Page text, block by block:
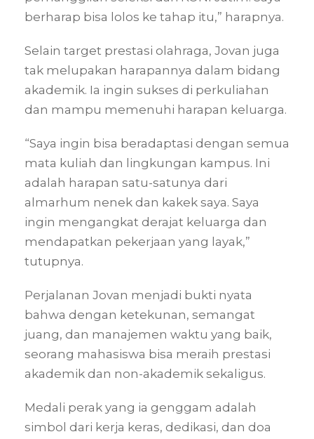
berharap bisa lolos ke tahap itu,” harapnya.
Selain target prestasi olahraga, Jovan juga
tak melupakan harapannya dalam bidang
akademik. Ia ingin sukses di perkuliahan
dan mampu memenuhi harapan keluarga.
“Saya ingin bisa beradaptasi dengan semua
mata kuliah dan lingkungan kampus. Ini
adalah harapan satu-satunya dari
almarhum nenek dan kakek saya. Saya
ingin mengangkat derajat keluarga dan
mendapatkan pekerjaan yang layak,”
tutupnya.
Perjalanan Jovan menjadi bukti nyata
bahwa dengan ketekunan, semangat
juang, dan manajemen waktu yang baik,
seorang mahasiswa bisa meraih prestasi
akademik dan non-akademik sekaligus.
Medali perak yang ia genggam adalah
simbol dari kerja keras, dedikasi, dan doa